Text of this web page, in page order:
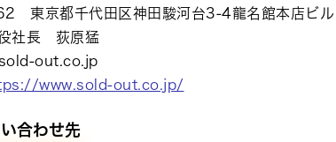
東京都千代田区神田駿河台3-4龍名館本店ビル
社長 荻原猛
out.co.jp
www.sold-out.co.jp/
合わせ先